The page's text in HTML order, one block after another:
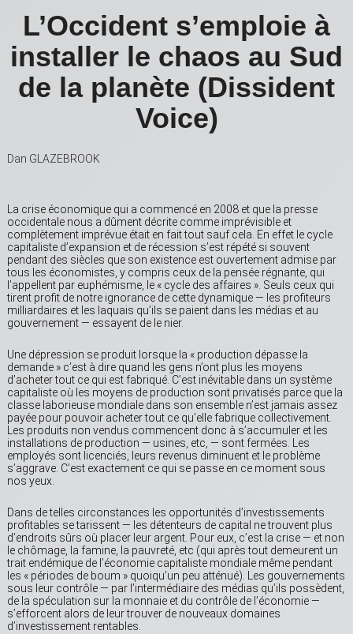
L’Occident s’emploie à
installer le chaos au Sud
de la planète (Dissident
Voice)
Dan GLAZEBROOK
La crise économique qui a commencé en 2008 et que la presse
occidentale nous a dûment décrite comme imprévisible et
complètement imprévue était en fait tout sauf cela. En effet le cycle
capitaliste d’expansion et de récession s’est répété si souvent
pendant des siècles que son existence est ouvertement admise par
tous les économistes, y compris ceux de la pensée régnante, qui
l’appellent par euphémisme, le « cycle des affaires ». Seuls ceux qui
tirent profit de notre ignorance de cette dynamique — les profiteurs
milliardaires et les laquais qu’ils se paient dans les médias et au
gouvernement — essayent de le nier.
Une dépression se produit lorsque la « production dépasse la
demande » c’est à dire quand les gens n’ont plus les moyens
d’acheter tout ce qui est fabriqué. C’est inévitable dans un système
capitaliste où les moyens de production sont privatisés parce que la
classe laborieuse mondiale dans son ensemble n’est jamais assez
payée pour pouvoir acheter tout ce qu’elle fabrique collectivement.
Les produits non vendus commencent donc à s’accumuler et les
installations de production — usines, etc, — sont fermées. Les
employés sont licenciés, leurs revenus diminuent et le problème
s’aggrave. C’est exactement ce qui se passe en ce moment sous
nos yeux.
Dans de telles circonstances les opportunités d’investissements
profitables se tarissent — les détenteurs de capital ne trouvent plus
d’endroits sûrs où placer leur argent. Pour eux, c’est la crise — et non
le chômage, la famine, la pauvreté, etc (qui après tout demeurent un
trait endémique de l’économie capitaliste mondiale même pendant
les « périodes de boum » quoiqu’un peu atténué). Les gouvernements
sous leur contrôle — par l’intermédiaire des médias qu’ils possèdent,
de la spéculation sur la monnaie et du contrôle de l’économie —
s’efforcent alors de leur trouver de nouveaux domaines
d’investissement rentables.